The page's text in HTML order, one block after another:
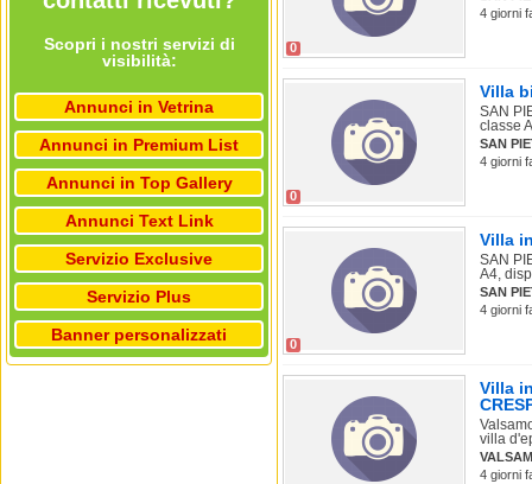
Scopri i nostri servizi di
visibilità:
Annunci in Vetrina
Annunci in Premium List
Annunci in Top Gallery
Annunci Text Link
Servizio Exclusive
Servizio Plus
Banner personalizzati
0
4 giorni
0
Villa
SAN
classe
SAN
4 giorni
0
Villa
SAN
A4,
SAN
4 giorni
Villa
villa
4 giorni